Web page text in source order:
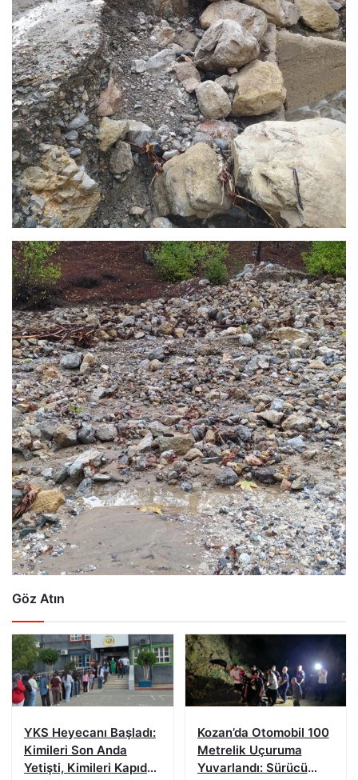
Göz Atın
YKS Heyecanı Başladı:
Kimileri Son Anda
Yetişti, Kimileri Kapıda
Kozan’da Otomobil 100
Metrelik Uçuruma
Yuvarlandı: Sürücü